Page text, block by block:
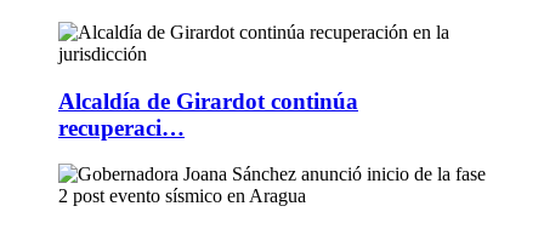
Alcaldía de Girardot continúa
recuperaci…